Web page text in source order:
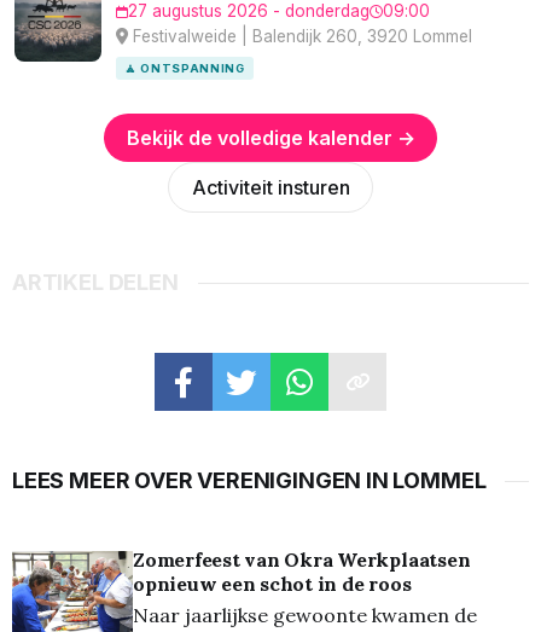
27 augustus 2026 - donderdag
09:00
Festivalweide | Balendijk 260, 3920 Lommel
🧘 ONTSPANNING
Bekijk de volledige kalender →
Activiteit insturen
ARTIKEL DELEN
LEES MEER OVER VERENIGINGEN IN LOMMEL
Zomerfeest van Okra Werkplaatsen
opnieuw een schot in de roos
Naar jaarlijkse gewoonte kwamen de